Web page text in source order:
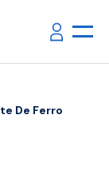
De Ferro